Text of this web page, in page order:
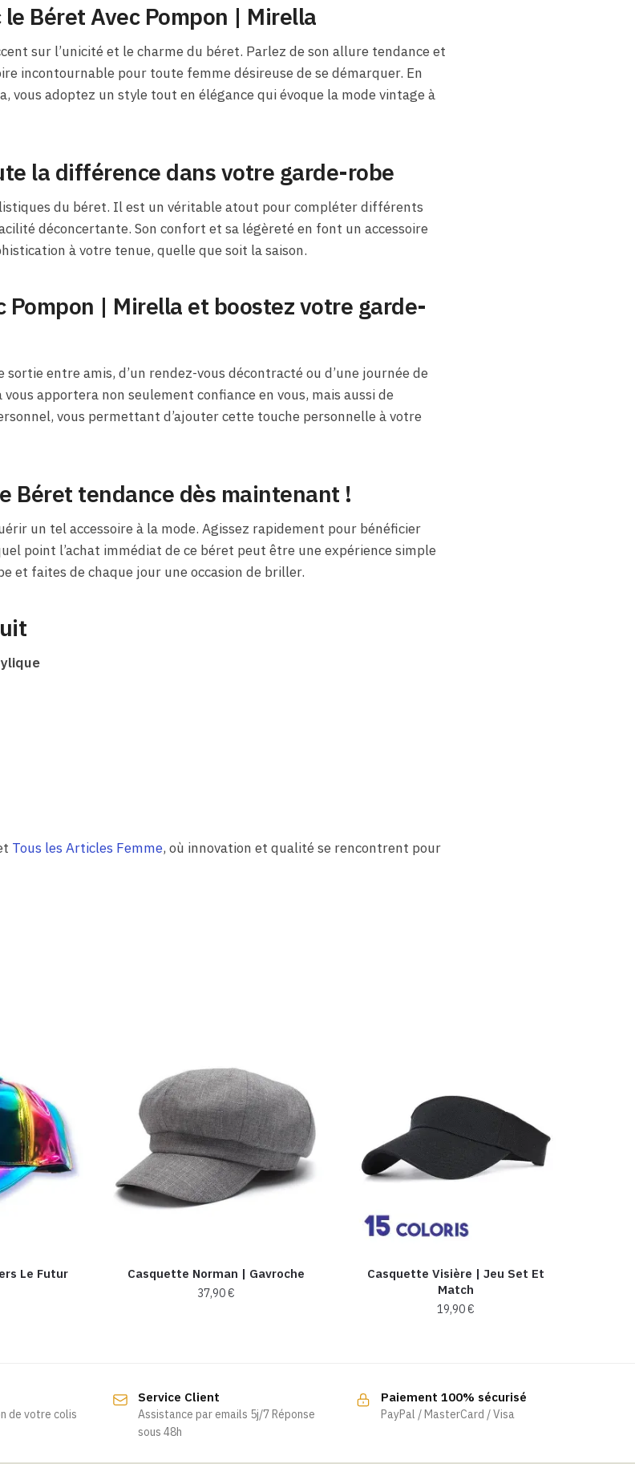
Béret Avec Pompon | Mirella
sur l’unicité et le charme du béret. Parlez de son allure tendance et
incontournable pour toute femme désireuse de se démarquer. En
vous adoptez un style tout en élégance qui évoque la mode vintage à
la différence dans votre garde-robe
du béret. Il est un véritable atout pour compléter différents
déconcertante. Son confort et sa légèreté en font un accessoire
à votre tenue, quelle que soit la saison.
Pompon | Mirella et boostez votre garde-
entre amis, d’un rendez-vous décontracté ou d’une journée de
apportera non seulement confiance en vous, mais aussi de
vous permettant d’ajouter cette touche personnelle à votre
Béret tendance dès maintenant !
un tel accessoire à la mode. Agissez rapidement pour bénéficier
point l’achat immédiat de ce béret peut être une expérience simple
et faites de chaque jour une occasion de briller.
Tous les Articles Femme, où innovation et qualité se rencontrent pour
Le Futur Casquette Norman | Gavroche
37,90€
Casquette Visière | Jeu Set Et
Match
19,90€
plusieurs
variations.
options
de votre colis
Service Client
Assistance par emails 5j/7 Réponse
sous 48h
Paiement 100% sécurisé
PayPal / MasterCard / Visa